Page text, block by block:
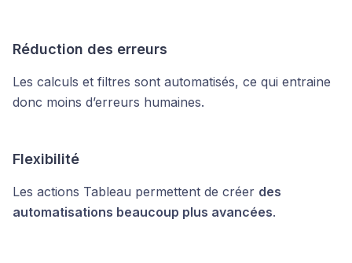
Réduction des erreurs
Les calculs et filtres sont automatisés, ce qui entraine
donc moins d’erreurs humaines.
Flexibilité
Les actions Tableau permettent de créer des
automatisations beaucoup plus avancées.